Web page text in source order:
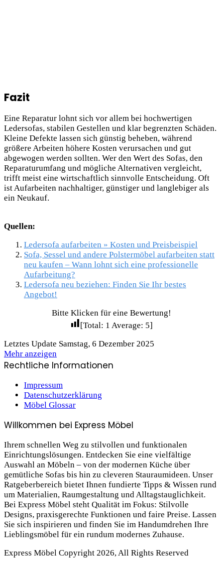
Fazit
Eine Reparatur lohnt sich vor allem bei hochwertigen
Ledersofas, stabilen Gestellen und klar begrenzten Schäden.
Kleine Defekte lassen sich günstig beheben, während
größere Arbeiten höhere Kosten verursachen und gut
abgewogen werden sollten. Wer den Wert des Sofas, den
Reparaturumfang und mögliche Alternativen vergleicht,
trifft meist eine wirtschaftlich sinnvolle Entscheidung. Oft
ist Aufarbeiten nachhaltiger, günstiger und langlebiger als
ein Neukauf.
Quellen:
Ledersofa aufarbeiten » Kosten und Preisbeispiel
Sofa, Sessel und andere Polstermöbel aufarbeiten statt
neu kaufen – Wann lohnt sich eine professionelle
Aufarbeitung?
Ledersofa neu beziehen: Finden Sie Ihr bestes
Angebot!
Bitte Klicken für eine Bewertung!
[Total: 1 Average: 5]
Letztes Update Samstag, 6 Dezember 2025
Mehr anzeigen
Rechtliche Informationen
Impressum
Datenschutzerklärung
Möbel Glossar
Willkommen bei Express Möbel
Ihrem schnellen Weg zu stilvollen und funktionalen
Einrichtungslösungen. Entdecken Sie eine vielfältige
Auswahl an Möbeln – von der modernen Küche über
gemütliche Sofas bis hin zu cleveren Stauraum­ideen. Unser
Ratgeberbereich bietet Ihnen fundierte Tipps & Wissen rund
um Materialien, Raumgestaltung und Alltagstauglichkeit.
Bei Express Möbel steht Qualität im Fokus: Stilvolle
Designs, praxis­gerechte Funktionen und faire Preise. Lassen
Sie sich inspirieren und finden Sie im Handumdrehen Ihre
Lieblings­möbel für ein rundum modernes Zuhause.
Express Möbel Copyright 2026, All Rights Reserved